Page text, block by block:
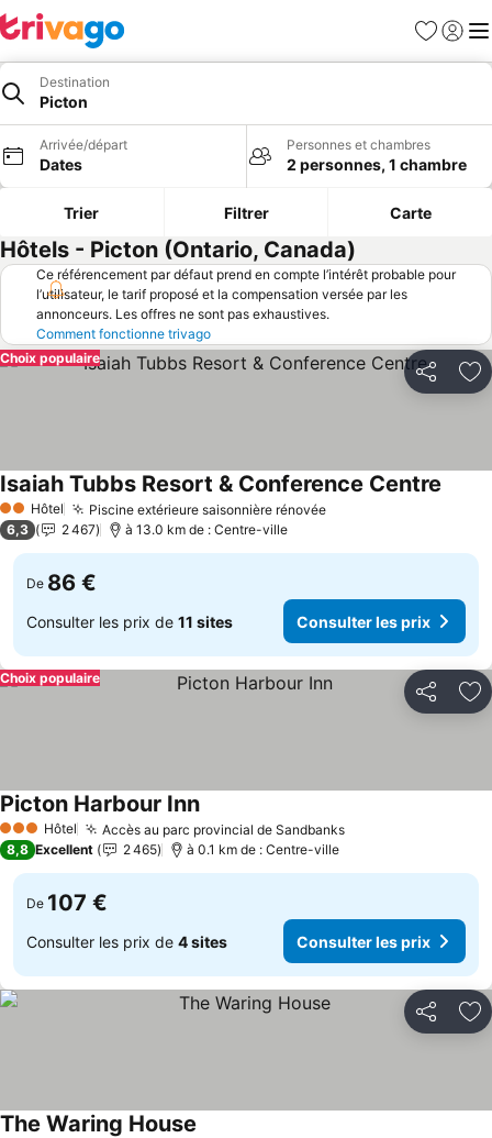
Favoris
Se
Destination
Picton
Arrivée/départ
Dates
Personnes et chambres
2 personnes, 1 chambre
Trier Filtrer Carte
Hôtels - Picton (Ontario, Canada)
Ce référencement par défaut prend en compte l’intérêt probable pour
l’utilisateur, le tarif proposé et la compensation versée par les
annonceurs. Les offres ne sont pas exhaustives.
Comment fonctionne trivago
Partager
Choix populaire
2 Étoiles
Hôtel Piscine extérieure saisonnière rénovéeConsulter les prix
Isaiah Tubbs Resort & Conference Centre
6,3 2 467 à 13.0 km de : Centre-ville
De 86 €
Consulter les prix de 11 sites Consulter les prix
Partager
Choix populaire
3 ÉtoilesHôtel Accès au parc provincial de SandbanksConsulter les prix
Picton Harbour InnConsulter les prix
8,8 Excellent 2 465 à 0.1 km de : Centre-ville
De 107 €
Consulter les prix de 4 sites Consulter les prix
Partager
The Waring House